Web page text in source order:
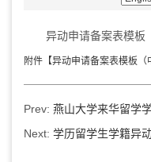
异动申请备案表模板
附件【异动申请备案表模板（
Prev: 燕山大学来华留学
Next: 学历留学生学籍异